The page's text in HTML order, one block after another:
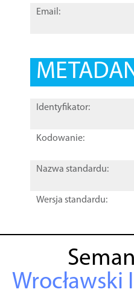
Email:
Identyfikator:
Kodowanie:
Nazwa standardu:
Wersja standardu: